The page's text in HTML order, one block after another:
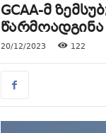
GCAA-მ
წარმოადგინა
20/12/2023 122